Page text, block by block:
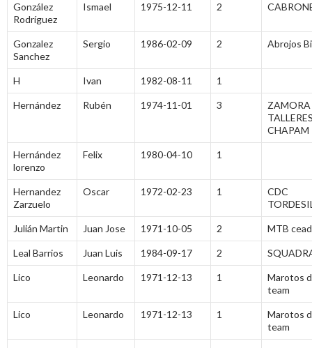
González
Rodríguez
Ismael 1975-12-11 2
Gonzalez
Sanchez
Sergio 1986-02-09 2 Abrojos
H Ivan 1982-08-11 1
Hernández Rubén 1974-11-01 3
CHAPAM
Hernández
lorenzo
Felix 1980-04-10 1
Hernandez
Zarzuelo
Oscar 1972-02-23 1
CDC
Julián Martin Juan Jose 1971-10-05 2 MTB
Leal Barrios Juan Luis 1984-09-17 2
Lico Leonardo 1971-12-13 1
Marotos
team
Lico Leonardo 1971-12-13 1
Marotos
team